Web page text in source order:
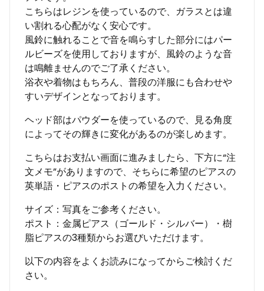
こちらはレジンを使っているので、ガラスとは違
い割れる心配がなく安心です。
風鈴に触れることで音を鳴らすした部分にはパー
ルビーズを使用しておりますが、風鈴のような音
は鳴離ませんのでご了承ください。
浴衣や着物はもちろん、普段の洋服にも合わせや
すいデザインとなっております。
ヘッド部はパウダーを使っているので、見る角度
によってその輝きに変化があるのが楽しめます。
こちらはお支払い画面に進みましたら、下方に“注
文メモ”がありますので、そちらに希望のピアスの
英単語・ピアスのポストの希望を入力ください。
サイズ：写真をご参考ください。
ポスト：金属ピアス（ゴールド・シルバー）・樹
脂ピアスの3種類からお選びいただけます。
以下の内容をよくお読みになってからご検討くだ
さい。